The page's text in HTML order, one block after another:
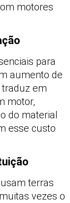
motores
para
aumento de
em
motor,
do material
esse custo
terras
vezes o